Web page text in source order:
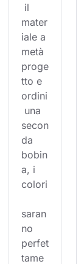
il
mater
iale a
metà
proge
tto e
ordini
una
secon
da
bobin
a, i
colori
saran
no
perfet
tame